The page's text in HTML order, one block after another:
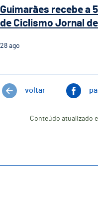
Guimarães recebe a
de Ciclismo Jornal
28 ago
voltar
Conteúdo atualizado